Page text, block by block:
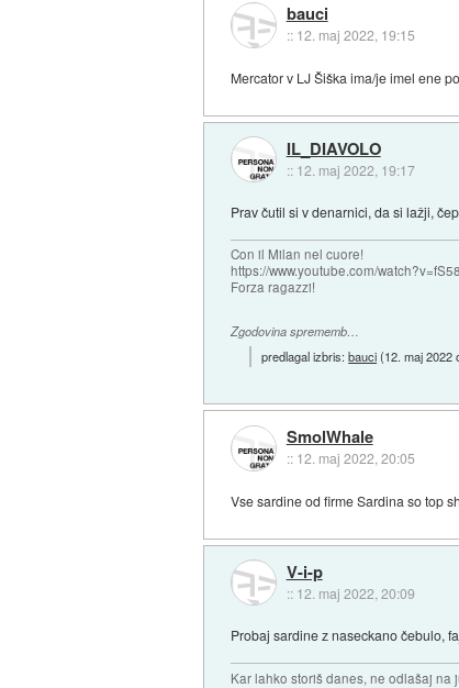
bauci
:: 12. maj 2022, 19:15
Mercator v LJ Šiška ima/je imel ene
IL_DIAVOLO
:: 12. maj 2022, 19:17
Prav čutil si v denarnici, da si lažji,
Con il Milan nel cuore!
https://www.youtube.com/
Forza ragazzi!
Zgodovina sprememb…
predlagal izbris:bauci(12. maj 2022
SmolWhale
:: 12. maj 2022, 20:05
Vse sardine od firme Sardina so top
V-i-p
:: 12. maj 2022, 20:09
Probaj sardine z naseckano čebulo,
Kar lahko storiš danes, ne odlašaj na